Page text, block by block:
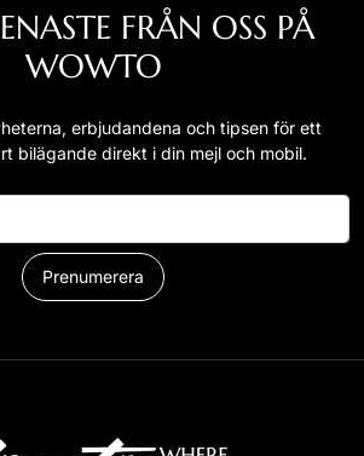
FRÅN OSS PÅ
WOWTO
erbjudandena och tipsen för ett
bilägande direkt i din mejl och mobil.
Prenumerera